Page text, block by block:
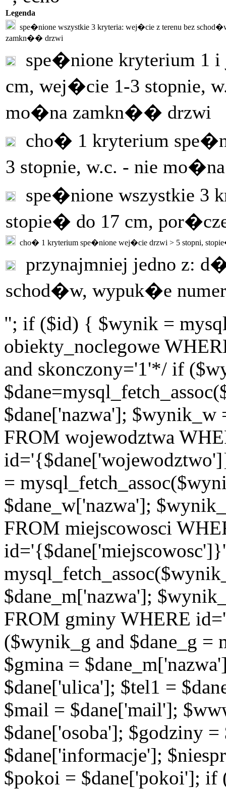
Legenda
spe�nione wszystkie 3 kryteria: wej�cie z terenu bez
zamkn�� drzwi
spe�nione kryterium 1
cm, wej�cie 1-3 stopnie,
mo�na zamkn�� drzwi
cho� 1 kryterium
3 stopnie, w.c. - nie
spe�nione wszystkie 3
stopie� do 17 cm,
cho� 1 kryterium spe�nione wej�cie drzwi > 5 stopni,
przynajmniej jedno z:
schod�w, wypuk�e
"; if ($id) { $wynik =
obiekty_noclegowe
and skonczony='1'*/ if
$dane['nazwa'];
FROM wojewodztwa
=
$dane_w['nazwa'];
FROM miejscowosci
$dane_m['nazwa'];
FROM gminy WHERE
($wynik_g and $dane_g =
$gmina =
$dane['ulica']; $tel1 =
$mail = $dane['mail'];
$dane['osoba']; $godziny
$dane['informacje'];
$pokoi = $dane['pokoi']; if